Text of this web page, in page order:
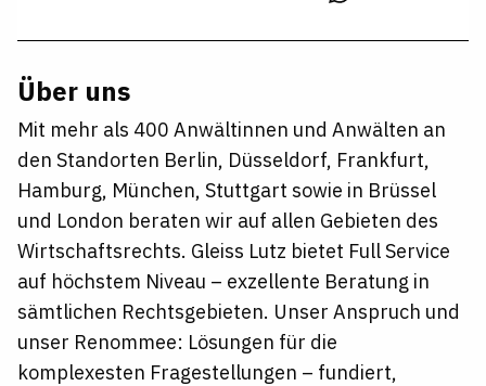
Über uns
Mit mehr als 400 Anwältinnen und Anwälten an
den Standorten Berlin, Düsseldorf, Frankfurt,
Hamburg, München, Stuttgart sowie in Brüssel
und London beraten wir auf allen Gebieten des
Wirtschaftsrechts. Gleiss Lutz bietet Full Service
auf höchstem Niveau – exzellente Beratung in
sämtlichen Rechtsgebieten. Unser Anspruch und
unser Renommee: Lösungen für die
komplexesten Fragestellungen – fundiert,